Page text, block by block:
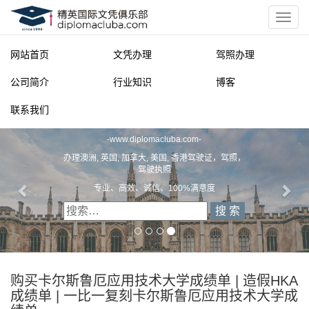
网站首页 文凭办理 驾照办理
公司简介 行业知识 博客
联系我们
-www.diplomacluba.com-
办理澳洲, 英国, 加拿大, 美国, 香港驾驶证，驾照，
驾驶执照
专业、高效、诚信、100%满意度
购买卡尔斯鲁厄应用技术大学成绩单 | 造假HKA
成绩单 | 一比一复刻卡尔斯鲁厄应用技术大学成